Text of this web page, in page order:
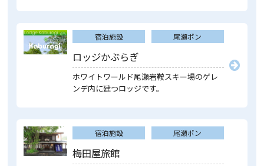
宿泊施設 尾瀬ポン
ロッジかぶらぎ
ホワイトワールド尾瀬岩鞍スキー場のゲレ
ンデ内に建つロッジです。
宿泊施設 尾瀬ポン
梅田屋旅館